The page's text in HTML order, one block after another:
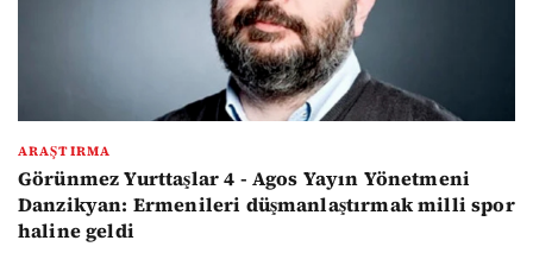
ARAŞTIRMA
Görünmez Yurttaşlar 4 - Agos Yayın Yönetmeni
Danzikyan: Ermenileri düşmanlaştırmak milli spor
haline geldi